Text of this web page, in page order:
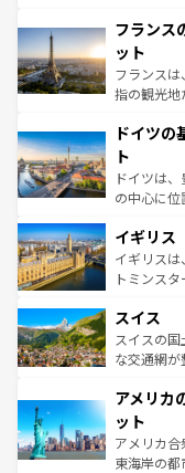
なお、新
しい。
文化が根付
れる闘牛、
る。首都
アートに溢
せる。地
ンテンツ一
フランス
ット
フランス
指の観光地
で、幅広
聖堂、美
から魅了
れ、フラ
香り高いラ
らに、パ
も豊かな
を参照して
ドイツの
ト
ドイツは
の中心に
顔を持つこ
ルリンの
してライ
は、お酒好き
ドイツ情報
イギリス
イギリス
トミンス
リアごとに
ティー、
戦など、
ンツ一覧を
スイス
スイスの
な交通網
の建物がそ
博物館もあ
ことができ
者向けの
アメリカ
ット
アメリカ合
東海岸の